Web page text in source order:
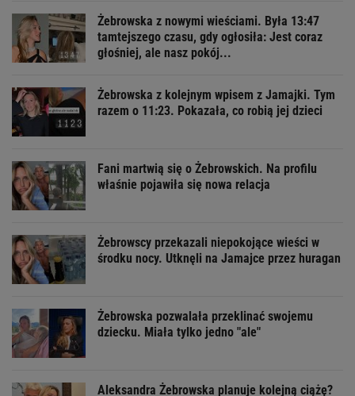
Żebrowska z nowymi wieściami. Była 13:47
tamtejszego czasu, gdy ogłosiła: Jest coraz
głośniej, ale nasz pokój...
Żebrowska z kolejnym wpisem z Jamajki. Tym
razem o 11:23. Pokazała, co robią jej dzieci
Fani martwią się o Żebrowskich. Na profilu
właśnie pojawiła się nowa relacja
Żebrowscy przekazali niepokojące wieści w
środku nocy. Utknęli na Jamajce przez huragan
Żebrowska pozwalała przeklinać swojemu
dziecku. Miała tylko jedno "ale"
Aleksandra Żebrowska planuje kolejną ciążę?